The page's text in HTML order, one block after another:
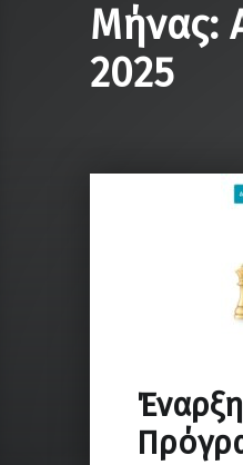
Μήνας:
2025